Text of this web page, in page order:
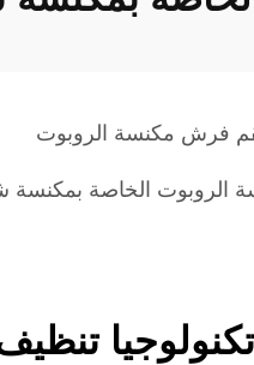
فرش مكنسة الروبوت
الروبوت الخاصة بمكنسة
تكنولوجيا